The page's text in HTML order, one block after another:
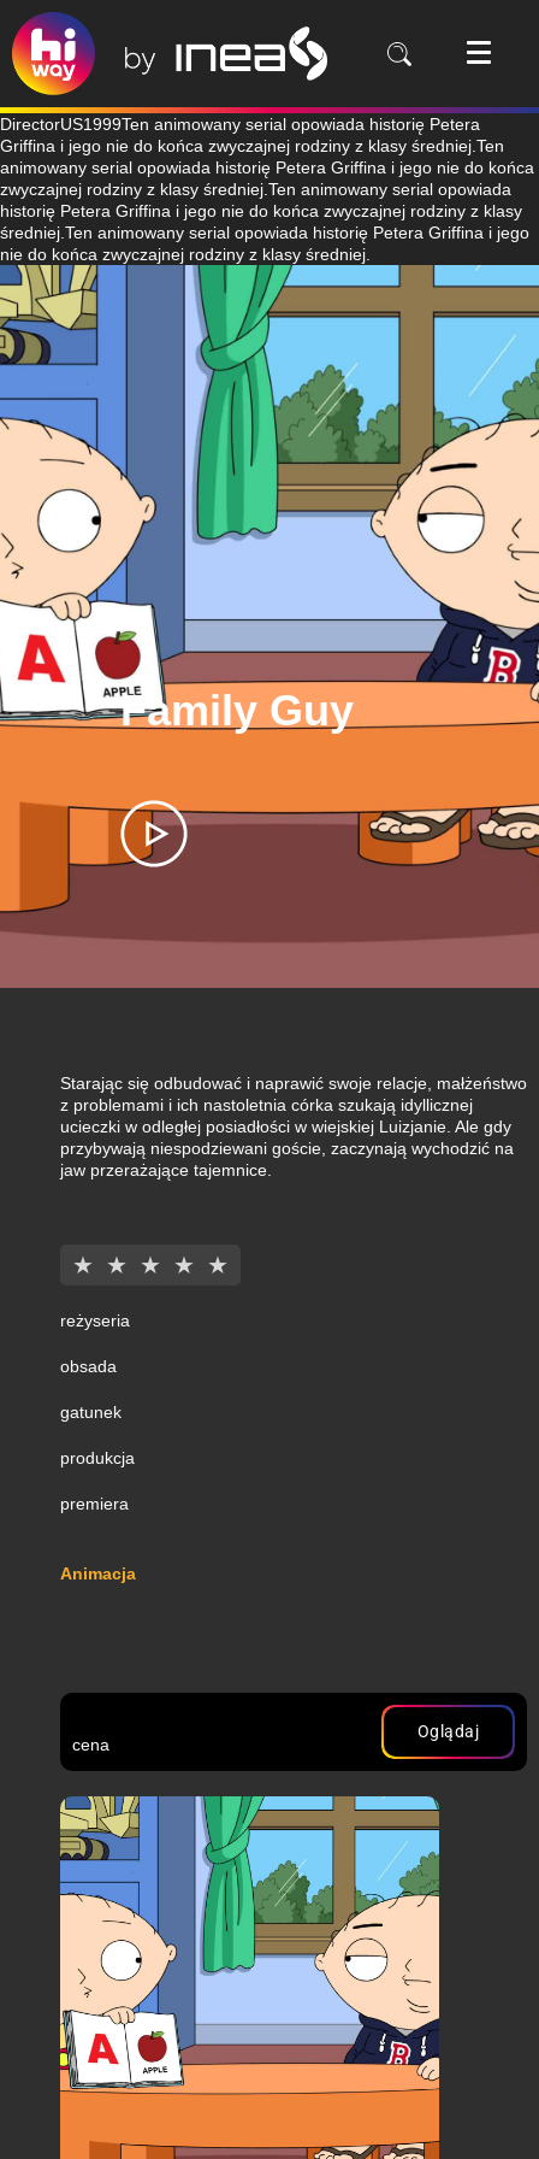
DirectorUS1999Ten animowany serial opowiada historię Petera
Griffina i jego nie do końca zwyczajnej rodziny z klasy średniej.Ten
animowany serial opowiada historię Petera Griffina i jego nie do końca
zwyczajnej rodziny z klasy średniej.Ten animowany serial opowiada
historię Petera Griffina i jego nie do końca zwyczajnej rodziny z klasy
średniej.Ten animowany serial opowiada historię Petera Griffina i jego
nie do końca zwyczajnej rodziny z klasy średniej.
Family Guy
Starając się odbudować i naprawić swoje relacje, małżeństwo
z problemami i ich nastoletnia córka szukają idyllicznej
ucieczki w odległej posiadłości w wiejskiej Luizjanie. Ale gdy
przybywają niespodziewani goście, zaczynają wychodzić na
jaw przerażające tajemnice.
★ ★ ★ ★ ★
reżyseria
obsada
gatunek
produkcja
premiera
Animacja
cena
Oglądaj